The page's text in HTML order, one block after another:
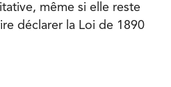
même si elle reste
déclarer la Loi de 1890